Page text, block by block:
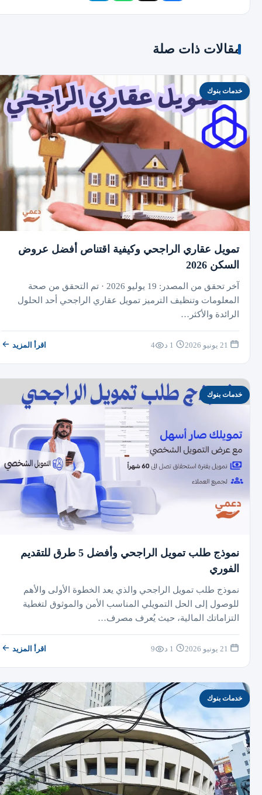
مقالات ذات صلة
خدمات بنوك
تمويل عقاري الراجحي وكيفية اقتناص أفضل عروض
السكن 2026
آخر تحقق من المصدر: 19 يوليو 2026 · تم التحقق من صحة
المعلومات وتنظيف الترميز تمويل عقاري الراجحي أحد الحلول
الرائدة والأكثر…
4 اقرأ المزيد
خدمات بنوك
نموذج طلب تمويل الراجحي وأفضل 5 طرق للتقديم
الفوري
نموذج طلب تمويل الراجحي والذي يعد الخطوة الأولى والأهم
للوصول إلى الحل التمويلي المناسب الأمن والموثوق لتغطية
التزاماتك المالية، حيث يُعرف مصرف…
9 اقرأ المزيد
خدمات بنوك